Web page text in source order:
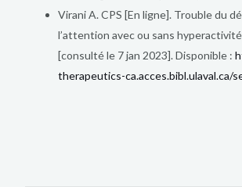
Virani A. CPS [En ligne]. Trouble du
l’attention avec ou sans
[consulté le 7 jan 2023]. Disponible :
therapeutics-ca.acces.bibl.ulaval.ca/